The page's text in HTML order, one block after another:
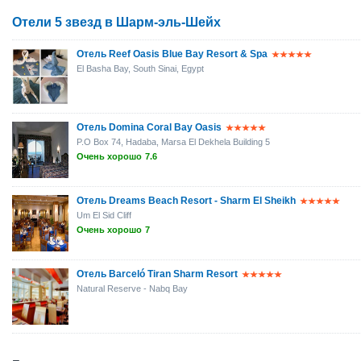
Отели 5 звезд в Шарм-эль-Шейх
Отель Reef Oasis Blue Bay Resort & Spa
El Basha Bay, South Sinai, Egypt
Отель Domina Coral Bay Oasis
P.O Box 74, Hadaba, Marsa El Dekhela Building 5
Очень хорошо 7.6
Отель Dreams Beach Resort - Sharm El Sheikh
Um El Sid Cliff
Очень хорошо 7
Отель Barceló Tiran Sharm Resort
Natural Reserve - Nabq Bay